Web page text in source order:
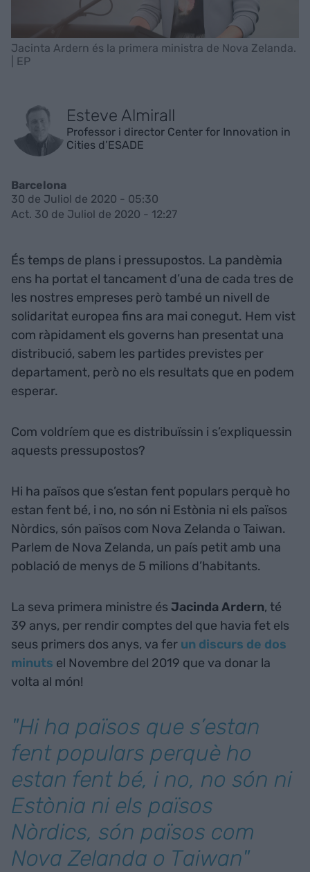
Jacinta Ardern és la primera ministra de Nova Zelanda.
| EP
Esteve Almirall
Professor i director Center for Innovation in
Cities d’ESADE
Barcelona
30 de Juliol de 2020 - 05:30
Act. 30 de Juliol de 2020 - 12:27
És temps de plans i pressupostos. La pandèmia
ens ha portat el tancament d’una de cada tres de
les nostres empreses però també un nivell de
solidaritat europea fins ara mai conegut. Hem vist
com ràpidament els governs han presentat una
distribució, sabem les partides previstes per
departament, però no els resultats que en podem
esperar.
Com voldríem que es distribuïssin i s’expliquessin
aquests pressupostos?
Hi ha països que s’estan fent populars perquè ho
estan fent bé, i no, no són ni Estònia ni els països
Nòrdics, són països com Nova Zelanda o Taiwan.
Parlem de Nova Zelanda, un país petit amb una
població de menys de 5 milions d’habitants.
La seva primera ministre ésJacinda Ardern, té
39 anys, per rendir comptes del que havia fet els
seus primers dos anys, va fer un discurs de dos
minuts el Novembre del 2019 que va donar la
volta al món!
"Hi ha països que s’estan
fent populars perquè ho
estan fent bé, i no, no són ni
Estònia ni els països
Nòrdics, són països com
Nova Zelanda o Taiwan"